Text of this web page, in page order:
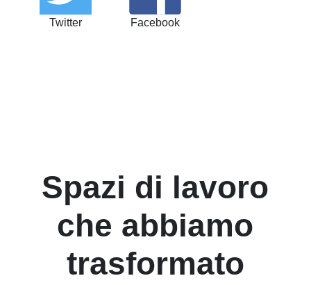
Twitter Facebook
Spazi di lavoro
che abbiamo
trasformato